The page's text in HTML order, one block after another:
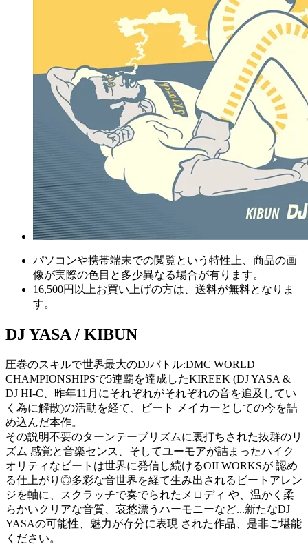
パソコンや携帯端末での閲覧という特性上、商品の画
像が実際の色目と多少異なる場合が有ります。
16,500円以上お買い上げの方は、 送料が無料となりま
す。
DJ YASA / KIBUN
圧巻のスキルで世界最大のDJバトル:DMC WORLD
CHAMPIONSHIPSで5連覇を達成したKIREEK (DJ YASA &
DJ HI-C、昨年11月にそれぞれがそれぞれの音を追及してい
く為に解散)の活動を経て、ビート メイカーとしての今を詰
め込んだ本作。
その説明不要のターンテーブリズムに裏打ちされた抜群のリ
ズム 感覚と音楽センス、そしてユーモアが詰まったハイク
オリティなビートは世界に発信し続けるOILWORKSが 認め
る仕上がり◎多彩な音世界を経て生み出されるビートアレン
ジを軸に、スクラッチで奏でられたメロディ や、温かく柔
らかいクリアな音質、哀愁漂うハーモニーなど...新たなDJ
YASAの可能性、魅力が存分に表現 された作品、是非ご堪能
ください。